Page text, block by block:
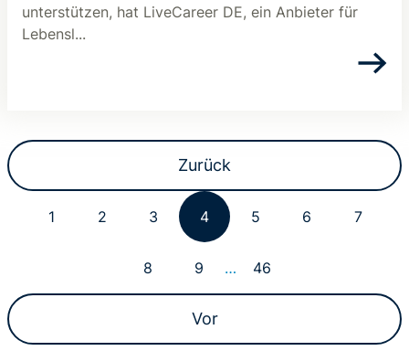
unterstützen, hat LiveCareer DE, ein Anbieter für
Lebensl...
Zurück
1 2 3 4 5 6 7
8 9 … 46
Vor